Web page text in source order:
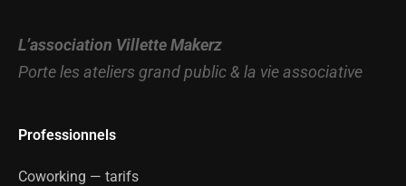
L’association Villette Makerz
Porte les ateliers grand public & la vie associative
Professionnels
Coworking — tarifs